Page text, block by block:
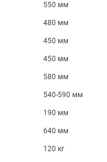
550 мм
480 мм
450 мм
450 мм
580 мм
540-590 мм
190 мм
640 мм
120 кг